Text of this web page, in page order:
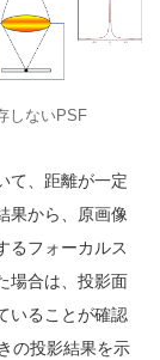
しないPSF
て、距離が一定
果から、原画像
るフォーカルス
場合は、投影面
いることが確認
の投影結果を示